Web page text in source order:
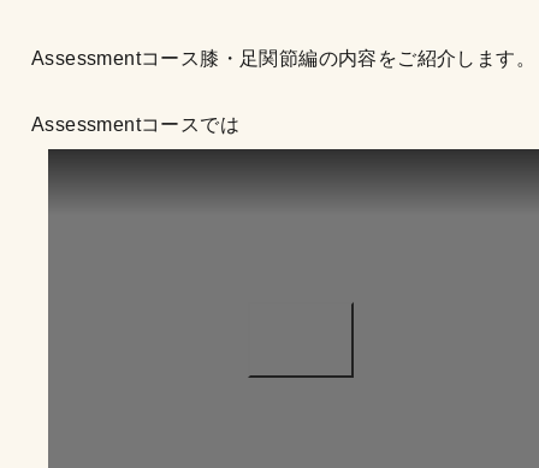
Assessmentコース膝・足関節編の内容をご紹介します。
Assessmentコースでは